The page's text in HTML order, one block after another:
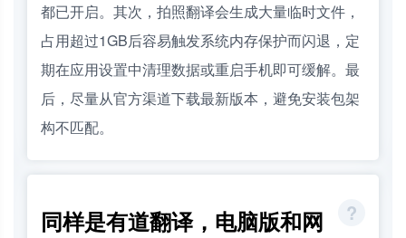
都已开启。其次，拍照翻译会生成大量临时文件，
占用超过1GB后容易触发系统内存保护而闪退，定
期在应用设置中清理数据或重启手机即可缓解。最
后，尽量从官方渠道下载最新版本，避免安装包架
构不匹配。
同样是有道翻译，电脑版和网